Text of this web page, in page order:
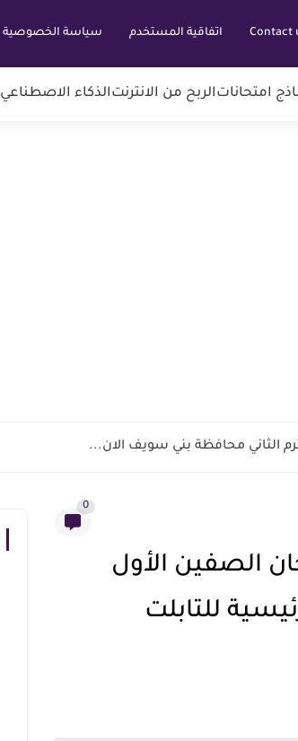
اتفاقية المستخدم سياسة الخصوصية
امتحاناتالربح من الانترنتالذكاء الاصطناعي AI
0
الصفين الأول
للتابلت